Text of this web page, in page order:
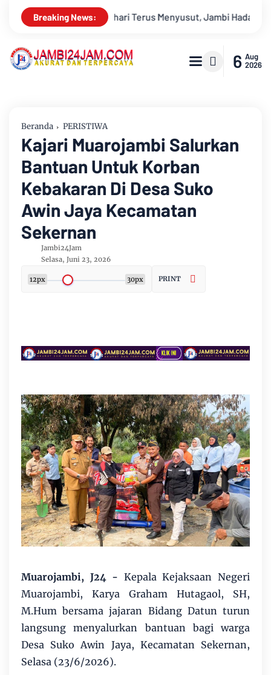
Breaking News:
Hadapi Ancaman Krisis Air Bersih dan Karhutla Sungai
6 Aug
2026
Beranda PERISTIWA
Kajari Muarojambi Salurkan
Bantuan Untuk Korban
Kebakaran Di Desa Suko
Awin Jaya Kecamatan
Sekernan
Jambi24Jam
Selasa, Juni 23, 2026
12px 30px PRINT
Muarojambi, J24 - Kepala Kejaksaan Negeri
Muarojambi, Karya Graham Hutagaol, SH,
M.Hum bersama jajaran Bidang Datun turun
langsung menyalurkan bantuan bagi warga
Desa Suko Awin Jaya, Kecamatan Sekernan,
Selasa (23/6/2026).